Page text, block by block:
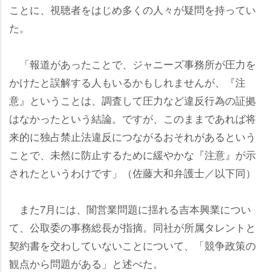
ことに、視聴者をはじめ多くの人々が疑問を持ってい
た。
「報道があったことで、ジャニーズ事務所が圧力を
かけたと誤解する人もいるかもしれませんが、『注
意』ということは、調査して圧力など違反行為の証拠
はなかったという結論。ですが、このままであれば将
来的に独占禁止法違反につながるおそれがあるという
ことで、未然に防止するために緩やかな『注意』が示
されたというわけです」（佐藤大和弁護士／以下同）
また7月には、闇営業問題に揺れる吉本興業につい
て、公取委の事務総長が指摘。同社が所属タレントと
契約書を交わしていないことについて、「競争政策の
観点から問題がある」と述べた。